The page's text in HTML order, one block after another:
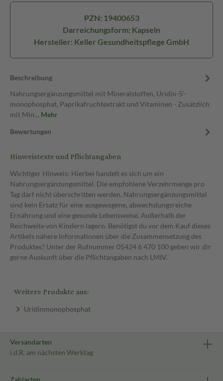
PZN: 19400653
Darreichungsform: Kapseln
Hersteller: Keller Gesundheitspflege GmbH
Beschreibung
Nahrungsergänzungsmittel mit Mineralstoffen, Uridin-5'-
monophosphat, Paprikafruchtextrakt und Vitaminen - Zusätzlich
mit Min… Mehr
Bewertungen
Hinweistexte und Pflichtangaben
Wichtiger Hinweis: Hierbei handelt es sich um ein
Nahrungsergänzungsmittel. Die empfohlene Verzehrmenge pro
Tag darf nicht überschritten werden. Nahrungsergänzungsmittel
sind kein Ersatz für eine ausgewogene, abwechslungsreiche
Ernährung und eine gesunde Lebensweise. Außerhalb der
Reichweite von Kindern lagern. Benötigst du vor dem Kauf dieses
Artikels nähere Informationen über die Zusammensetzung des
Produktes? Unter der Rufnummer 05424 6 470 100 geben wir dir
gerne Auskunft über die Pflichtangaben nach LMIV.
Weitere Produkte aus:
Uridinmonophosphat
Versandarten
i.d.R. am nächsten Werktag
Zahlarten